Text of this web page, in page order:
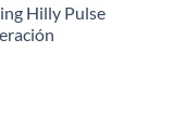
Hilly Pulse